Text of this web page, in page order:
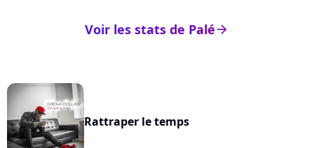
arrow_right
Voir les stats de Palé
Rattraper le temps